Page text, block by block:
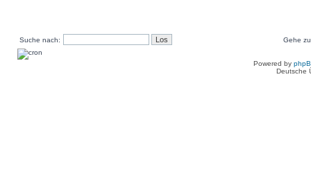
Suche nach: Gehe
Powered by
Deutsche